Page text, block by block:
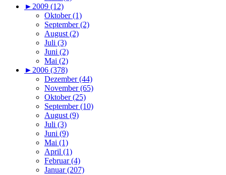
► 2009 (12)
Oktober (1)
September (2)
August (2)
Juli (3)
Juni (2)
Mai (2)
► 2006 (378)
Dezember (44)
November (65)
Oktober (25)
September (10)
August (9)
Juli (3)
Juni (9)
Mai (1)
April (1)
Februar (4)
Januar (207)